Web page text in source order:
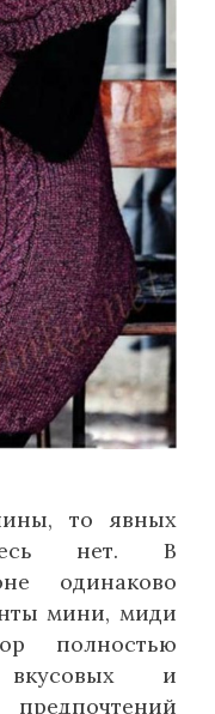
то явных
нет. В
одинаково
мини, миди
полностью
и
предпочтений